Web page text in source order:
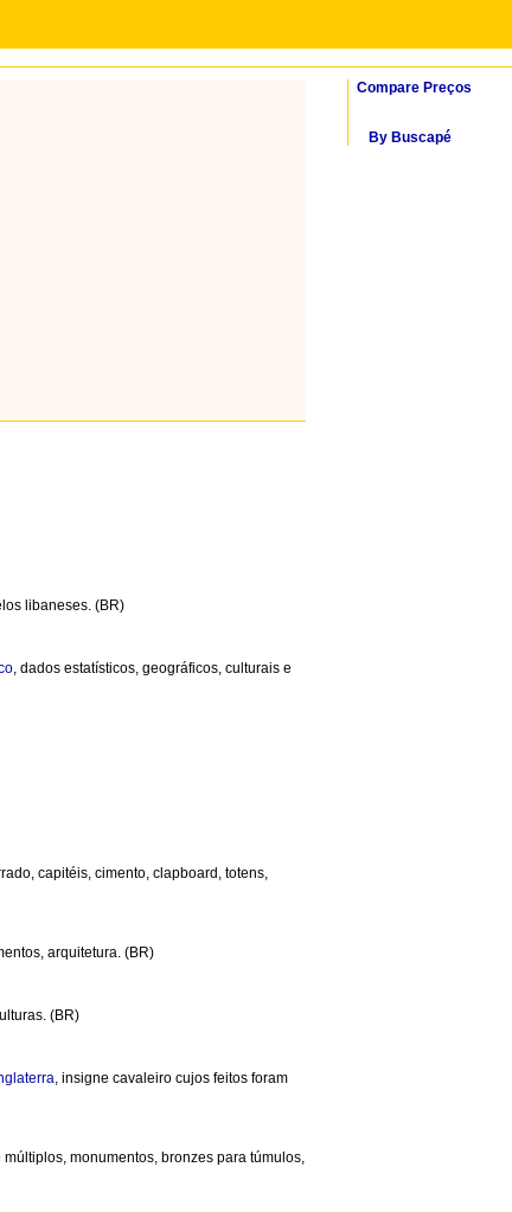
libaneses. (BR)
, dados estatísticos, geográficos, culturais e
capitéis, cimento, clapboard, totens,
arquitetura. (BR)
(BR)
, insigne cavaleiro cujos feitos foram
monumentos, bronzes para túmulos,
Compare Preços
By Buscapé